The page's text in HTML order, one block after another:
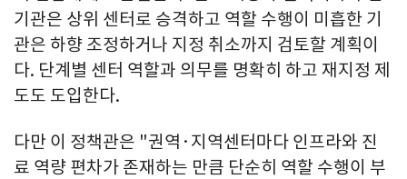
기관은 상위 센터로 승격하고 역할 수행이 미흡한 기
관은 하향 조정하거나 지정 취소까지 검토할 계획이
다. 단계별 센터 역할과 의무를 명확히 하고 재지정 제
도도 도입한다.
다만 이 정책관은 "권역·지역센터마다 인프라와 진
료 역량 편차가 존재하는 만큼 단순히 역할 수행이 부